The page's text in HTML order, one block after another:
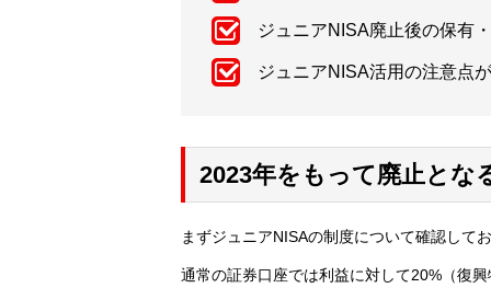
ジュニアNISA廃止後の保有
ジュニアNISA活用の注意点
2023年をもって廃止とな
まずジュニアNISAの制度について確認して
通常の証券口座では利益に対して20%（復